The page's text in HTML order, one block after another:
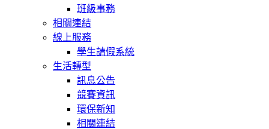
班級事務
相關連結
線上服務
學生請假系統
生活轉型
訊息公告
競賽資訊
環保新知
相關連結